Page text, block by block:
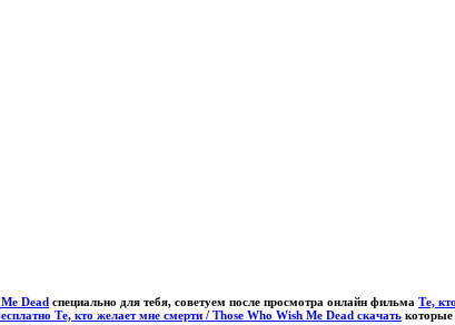
Dead специально для тебя, советуем после просмотра онлайн фильма Те,
Те, кто желает мне смерти / Those Who Wish Me Dead скачать которые